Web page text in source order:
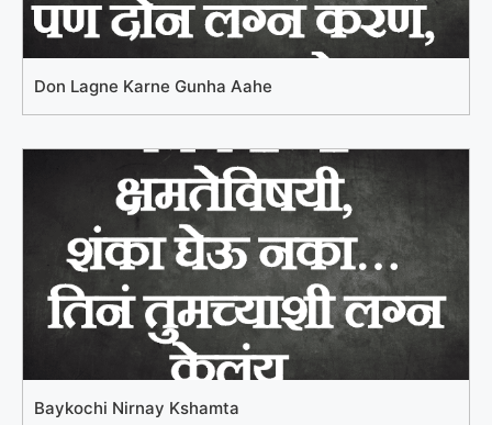
Don Lagne Karne Gunha Aahe
Baykochi Nirnay Kshamta